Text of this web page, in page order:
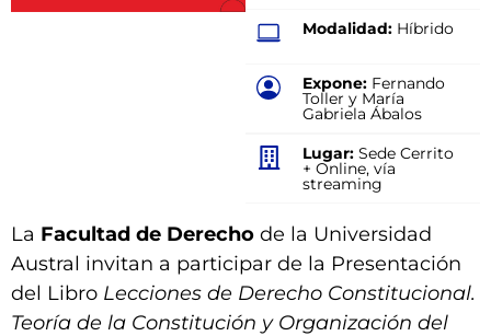
Modalidad: Híbrido
Expone: Fernando
Toller y María
Gabriela Ábalos
Lugar: Sede Cerrito
+ Online, vía
streaming
La Facultad de Derecho de la Universidad
Austral invitan a participar de la Presentación
del Libro Lecciones de Derecho Constitucional.
Teoría de la Constitución y Organización del